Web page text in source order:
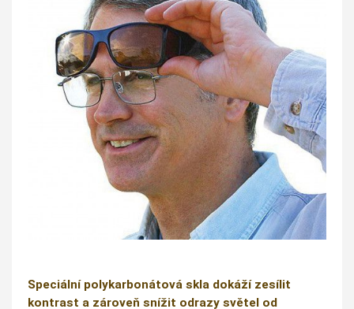
Speciální polykarbonátová skla dokáží zesílit
kontrast a zároveň snížit odrazy světel od